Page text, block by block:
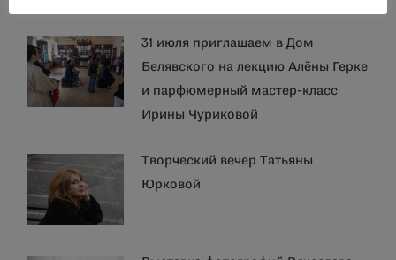
31 июля приглашаем в Дом
Белявского на лекцию Алёны Герке
и парфюмерный мастер-класс
Ирины Чуриковой
Творческий вечер Татьяны
Юрковой